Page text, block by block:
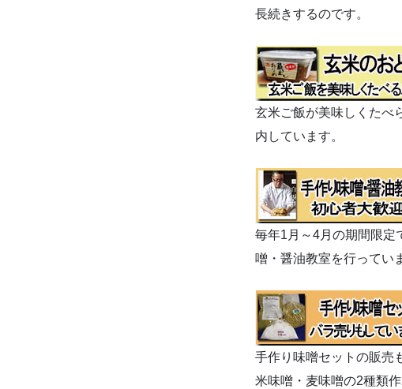
長続きするのです。
玄米ご飯が美味しくたべ
内しています。
毎年1月～4月の期間限定
噌・醤油教室を行ってい
手作り味噌セットの販売
米味噌・麦味噌の2種類